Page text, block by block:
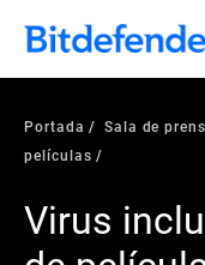
Portada Sala de
películas
Virus